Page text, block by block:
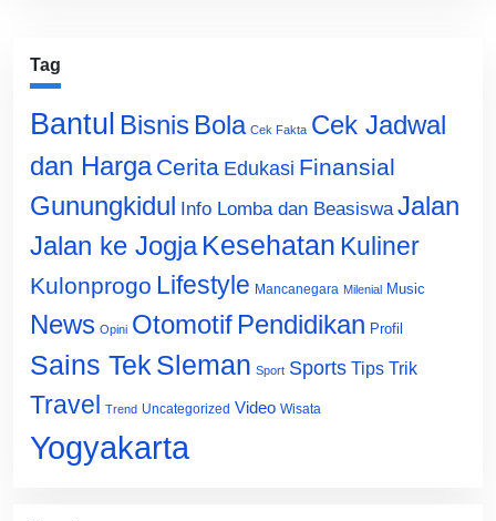
Tag
Bantul Bisnis Bola Cek Fakta Cek Jadwal
dan Harga Cerita Edukasi Finansial
Gunungkidul Info Lomba dan Beasiswa Jalan
Jalan ke Jogja Kesehatan Kuliner
Kulonprogo Lifestyle Mancanegara Milenial Music
News Opini Otomotif Pendidikan Profil
Sains Tek Sleman Sport Sports Tips Trik
Travel Trend Uncategorized Video Wisata
Yogyakarta